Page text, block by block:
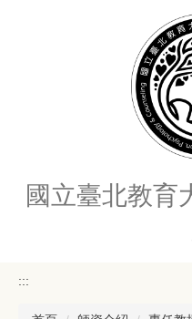
國立臺北教育
:::